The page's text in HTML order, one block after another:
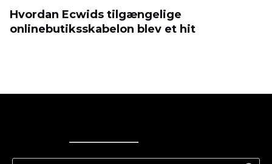
Hvordan Ecwids tilgængelige
onlinebutiksskabelon blev et hit